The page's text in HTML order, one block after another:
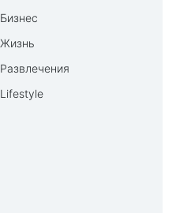
Бизнес
Жизнь
Развлечения
Lifestyle